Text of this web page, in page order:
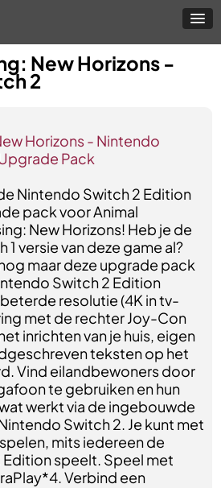
New Horizons -
2
Horizons - Nintendo
Pack
Nintendo Switch 2 Edition
pack voor Animal
New Horizons! Heb je de
1 versie van deze game al?
maar deze upgrade pack
Switch 2 Edition
resolutie (4K in tv-
met de rechter Joy-Con
inrichten van je huis, eigen
teksten op het
Vind eilandbewoners door
te gebruiken en hun
werkt via de ingebouwde
Switch 2. Je kunt met
mits iedereen de
speelt. Speel met
Verbind een